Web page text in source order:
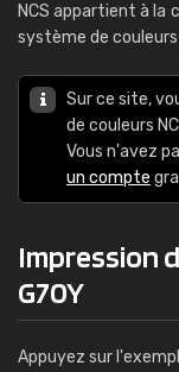
NCS appartient à la
système de couleurs
Sur ce site,
de couleurs
Vous n'avez
un compte
Impression
G70Y
Appuyez sur